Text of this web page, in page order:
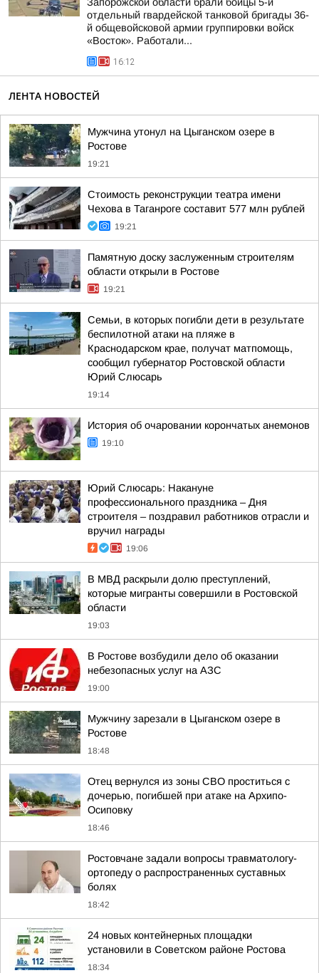
отдельный гвардейской танковой бригады 36-
й общевойсковой армии группировки войск
«Восток». Работали...
16:12
ЛЕНТА НОВОСТЕЙ
Мужчина утонул на Цыганском озере в
Ростове
19:21
Стоимость реконструкции театра имени
Чехова в Таганроге составит 577 млн рублей
19:21
Памятную доску заслуженным строителям
области открыли в Ростове
19:21
Семьи, в которых погибли дети в результате
беспилотной атаки на пляже в
Краснодарском крае, получат матпомощь,
сообщил губернатор Ростовской области
Юрий Слюсарь
19:14
История об очаровании корончатых анемонов
19:10
Юрий Слюсарь: Накануне
профессионального праздника – Дня
строителя – поздравил работников отрасли и
вручил награды
19:06
В МВД раскрыли долю преступлений,
которые мигранты совершили в Ростовской
области
19:03
В Ростове возбудили дело об оказании
небезопасных услуг на АЗС
19:00
Мужчину зарезали в Цыганском озере в
Ростове
18:48
Отец вернулся из зоны СВО проститься с
дочерью, погибшей при атаке на Архипо-
Осиповку
18:46
Ростовчане задали вопросы травматологу-
ортопеду о распространенных суставных
болях
18:42
24 новых контейнерных площадки
установили в Советском районе Ростова
18:34